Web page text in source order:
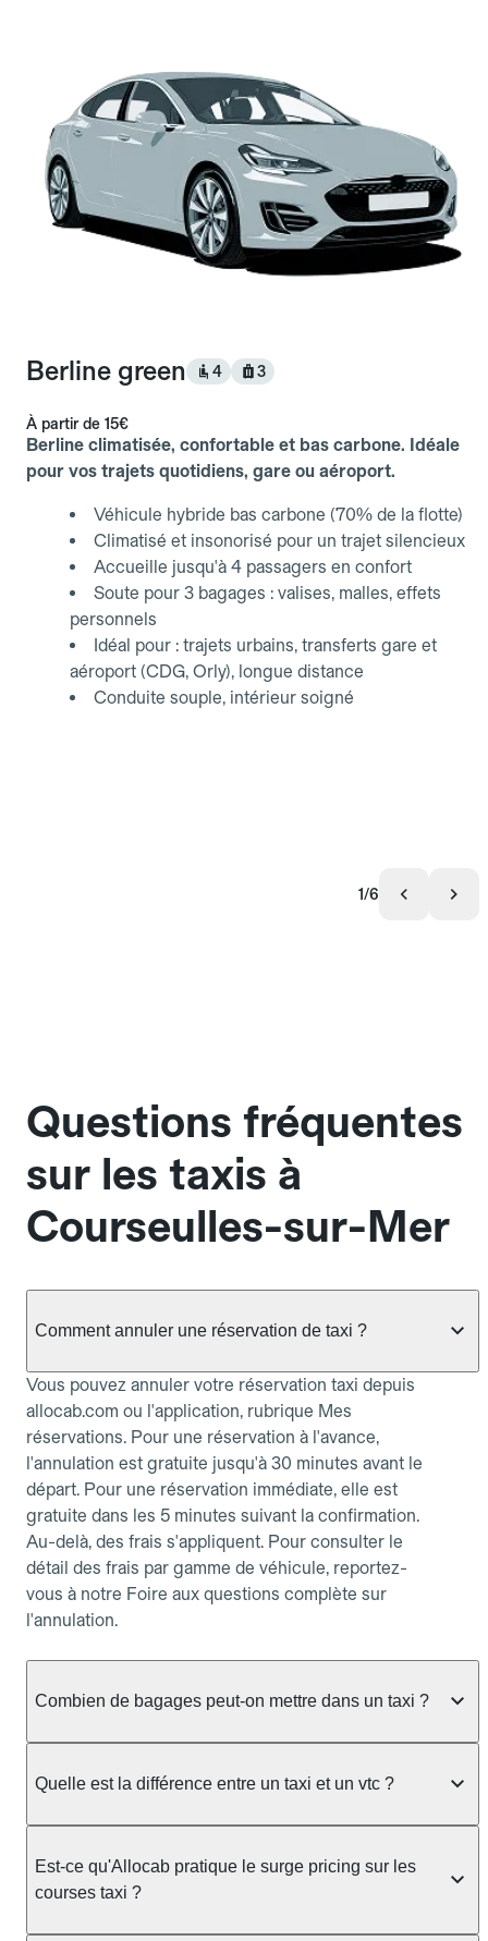
Berline green 4 3
À partir de 15€
Berline climatisée, confortable et bas carbone. Idéale
pour vos trajets quotidiens, gare ou aéroport.
Véhicule hybride bas carbone (70% de la flotte)
Climatisé et insonorisé pour un trajet silencieux
Accueille jusqu'à 4 passagers en confort
Soute pour 3 bagages : valises, malles, effets
personnels
Idéal pour : trajets urbains, transferts gare et
aéroport (CDG, Orly), longue distance
Conduite souple, intérieur soigné
1/6
Questions fréquentes
sur les taxis à
Courseulles-sur-Mer
Comment annuler une réservation de taxi ?
Vous pouvez annuler votre réservation taxi depuis
allocab.com ou l'application, rubrique Mes
réservations. Pour une réservation à l'avance,
l'annulation est gratuite jusqu'à 30 minutes avant le
départ. Pour une réservation immédiate, elle est
gratuite dans les 5 minutes suivant la confirmation.
Au-delà, des frais s'appliquent. Pour consulter le
détail des frais par gamme de véhicule, reportez-
vous à notre Foire aux questions complète sur
l'annulation.
Combien de bagages peut-on mettre dans un taxi ?
taxi berline accueille en général jusqu'à 3 bagages
ou nombreux, précisez-le dans le champ "Message
au chauffeur" lors de la réservation. Le prix n'est
pas impacté par le nombre de bagages.
Quelle est la différence entre un taxi et un vtc ?
prendre en charge directement dans la rue, à une
station ou sur réservation, avec un tarif au
Est-ce qu'Allocab pratique le surge pricing sur les
courses taxi ?